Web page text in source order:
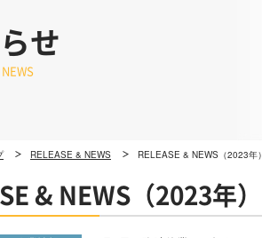
せ
RELEASE & NEWS RELEASE & NEWS（2023年）
& NEWS（2023年）